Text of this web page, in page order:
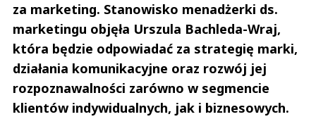
za marketing. Stanowisko menadżerki ds.
marketingu objęła Urszula Bachleda-Wraj,
która będzie odpowiadać za strategię marki,
działania komunikacyjne oraz rozwój jej
rozpoznawalności zarówno w segmencie
klientów indywidualnych, jak i biznesowych.